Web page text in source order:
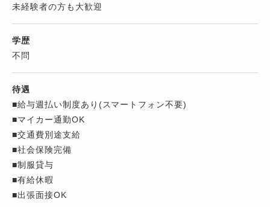
未経験者の方も大歓迎
学歴
不問
待遇
■給与週払い制度あり(スマートフォン不要)
■マイカー通勤OK
■交通費別途支給
■社会保険完備
■制服貸与
■有給休暇
■出張面接OK